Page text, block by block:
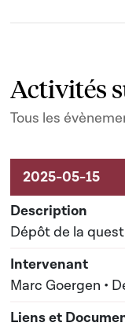
Activités
Tous les
Activités sur le
Dépôt de la
Marc Goergen •